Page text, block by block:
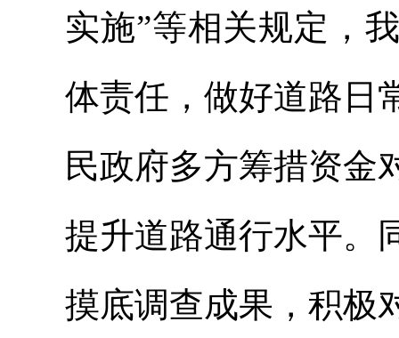
实施”等相关规定，
体责任，做好道路日
民政府多方筹措资金
提升道路通行水平。
摸底调查成果，积极